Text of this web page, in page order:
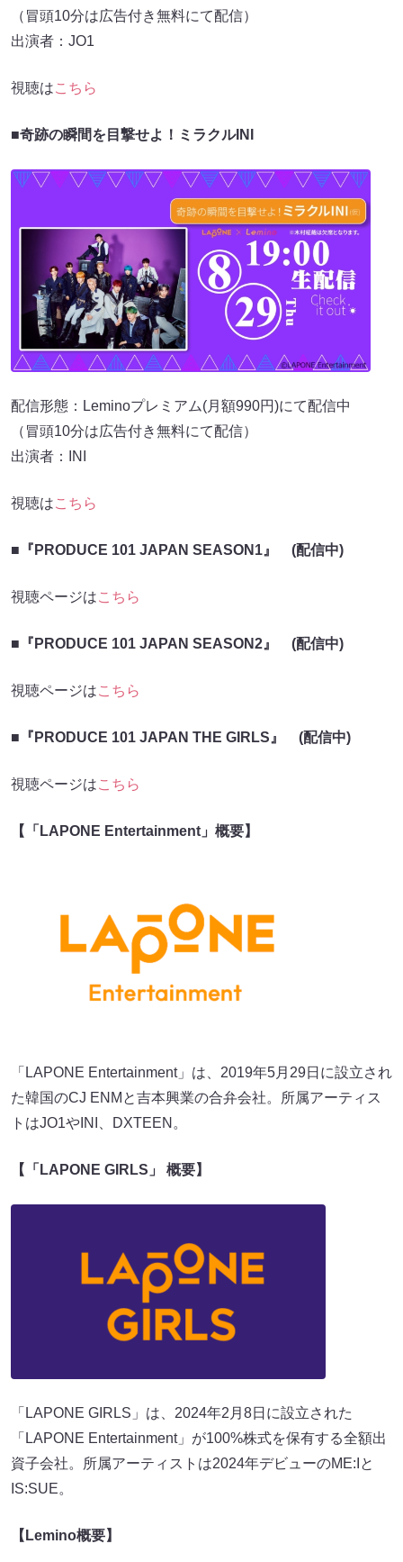
（冒頭10分は広告付き無料にて配信）
出演者：JO1
視聴はこちら
■奇跡の瞬間を目撃せよ！ミラクルINI
配信形態：Leminoプレミアム(月額990円)にて配信中
（冒頭10分は広告付き無料にて配信）
出演者：INI
視聴はこちら
■『PRODUCE 101 JAPAN SEASON1』 (配信中)
視聴ページはこちら
■『PRODUCE 101 JAPAN SEASON2』 (配信中)
視聴ページはこちら
■『PRODUCE 101 JAPAN THE GIRLS』 (配信中)
視聴ページはこちら
【「LAPONE Entertainment」概要】
「LAPONE Entertainment」は、2019年5月29日に設立され
た韓国のCJ ENMと吉本興業の合弁会社。所属アーティス
トはJO1やINI、DXTEEN。
【「LAPONE GIRLS」 概要】
「LAPONE GIRLS」は、2024年2月8日に設立された
「LAPONE Entertainment」が100%株式を保有する全額出
資子会社。所属アーティストは2024年デビューのME:Iと
IS:SUE。
【Lemino概要】